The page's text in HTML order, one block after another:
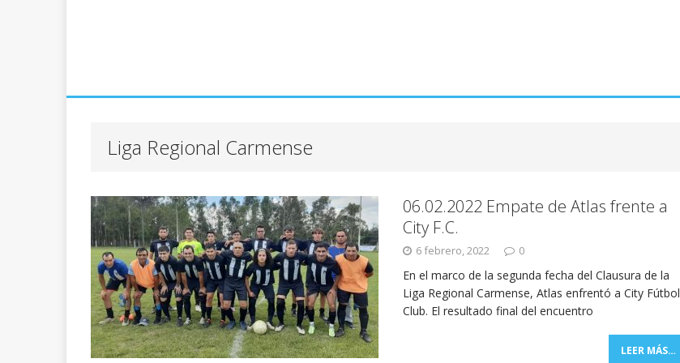
Liga Regional Carmense
06.02.2022 Empate de Atlas frente a
City F.C.
6 febrero, 2022 0
En el marco de la segunda fecha del Clausura de la
Liga Regional Carmense, Atlas enfrentó a City Fútbol
Club. El resultado final del encuentro
LEER MÁS…